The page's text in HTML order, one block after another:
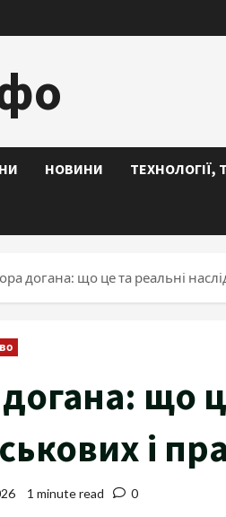
НОВИНИ ТЕХНОЛОГІЇ,
догана: що це та реальні
що
і
1 minute read 0